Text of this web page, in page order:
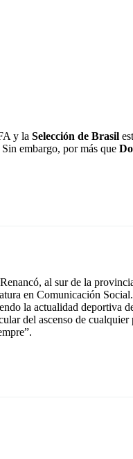
y la Selección de Brasil
embargo, por más que
al sur de la
en Comunicación
la actualidad deportiva
del ascenso de